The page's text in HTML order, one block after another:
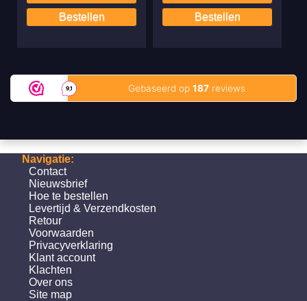
Navigatie:
Contact
Nieuwsbrief
Hoe te bestellen
Levertijd & Verzendkosten
Retour
Voorwaarden
Privacyverklaring
Klant account
Klachten
Over ons
Site map